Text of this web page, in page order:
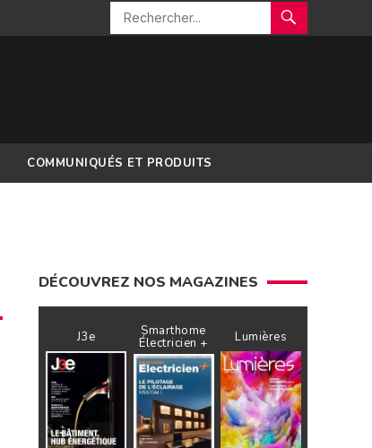
COMMUNIQUÉS ET PRODUITS
DÉCOUVREZ NOS MAGAZINES
J3e Smarthome
Électricien + Lumières